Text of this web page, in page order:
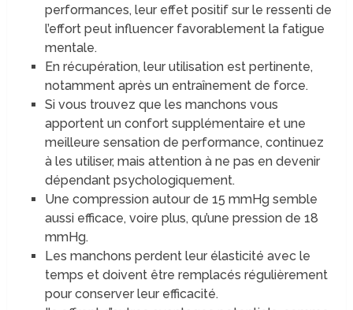
performances, leur effet positif sur le ressenti de
l’effort peut influencer favorablement la fatigue
mentale.
En récupération, leur utilisation est pertinente,
notamment après un entraînement de force.
Si vous trouvez que les manchons vous
apportent un confort supplémentaire et une
meilleure sensation de performance, continuez
à les utiliser, mais attention à ne pas en devenir
dépendant psychologiquement.
Une compression autour de 15 mmHg semble
aussi efficace, voire plus, qu’une pression de 18
mmHg.
Les manchons perdent leur élasticité avec le
temps et doivent être remplacés régulièrement
pour conserver leur efficacité.